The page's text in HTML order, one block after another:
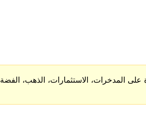
المدخرات، الاستثمارات، الذهب، الفضة